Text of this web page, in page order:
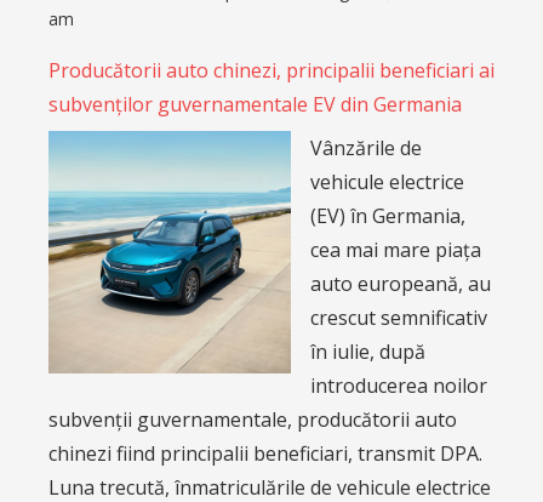
am
Producătorii auto chinezi, principalii beneficiari ai
subvenților guvernamentale EV din Germania
Vânzările de
vehicule electrice
(EV) în Germania,
cea mai mare piața
auto europeană, au
crescut semnificativ
în iulie, după
introducerea noilor
subvenții guvernamentale, producătorii auto
chinezi fiind principalii beneficiari, transmit DPA.
Luna trecută, înmatriculările de vehicule electrice